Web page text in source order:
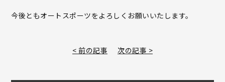
今後ともオートスポーツをよろしくお願いいたします。
< 前の記事 次の記事 >